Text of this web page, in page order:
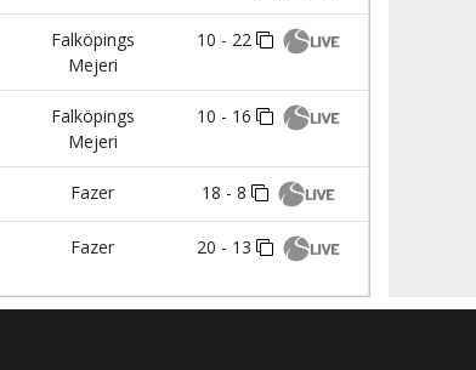
Falköpings
Mejeri
10 - 22
Falköpings
Mejeri
10 - 16
Fazer 18 - 8
Fazer 20 - 13